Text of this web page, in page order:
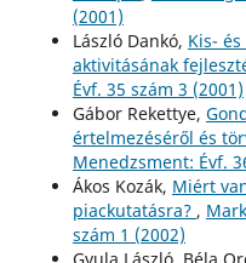
(2001)
László Dankó, Kis-
aktivitásának
Évf. 35 szám 3 (2001)
Gábor Rekettye,
értelmezéséről és
Menedzsment: Évf.
Ákos Kozák, Miért
piackutatásra? ,
szám 1 (2002)